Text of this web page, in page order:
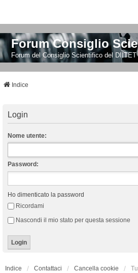
Forum Consiglio
Forum del Consiglio Scientifico del DIITET
Indice
Login
Nome utente:
Password:
Ho dimenticato la password
Ricordami
Nascondi il mio stato per questa sessione
Indice Contattaci Cancella cookie